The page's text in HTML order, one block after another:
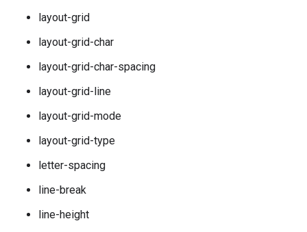
layout-grid
layout-grid-char
layout-grid-char-spacing
layout-grid-line
layout-grid-mode
layout-grid-type
letter-spacing
line-break
line-height